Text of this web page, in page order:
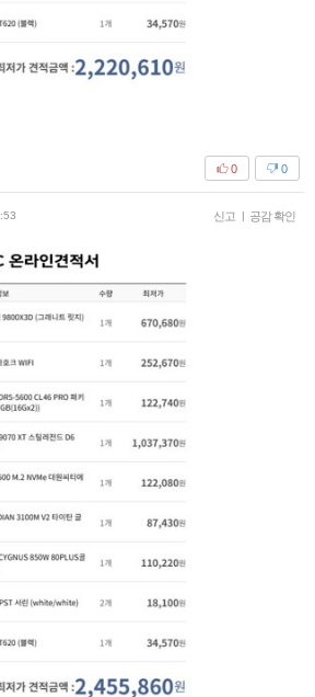
0
0
신고 | 공감 확인